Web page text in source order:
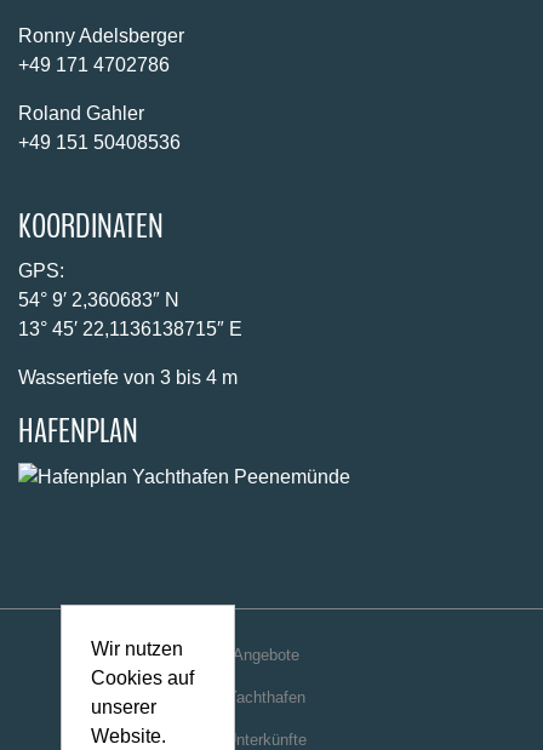
Ronny Adelsberger
+49 171 4702786
Roland Gahler
+49 151 50408536
KOORDINATEN
GPS:
54° 9′ 2,360683″ N
13° 45′ 22,1136138715″ E
Wassertiefe von 3 bis 4 m
HAFENPLAN
Angebote
Yachthafen
Unterkünfte
Wir nutzen
Cookies auf
unserer
Website.